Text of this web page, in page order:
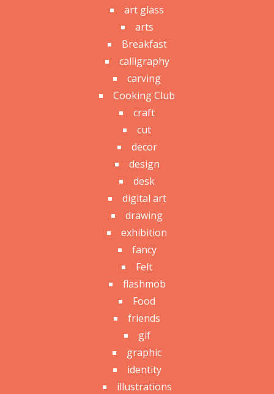
art glass
arts
Breakfast
calligraphy
carving
Cooking Club
craft
cut
decor
design
desk
digital art
drawing
exhibition
fancy
Felt
flashmob
Food
friends
gif
graphic
identity
illustrations